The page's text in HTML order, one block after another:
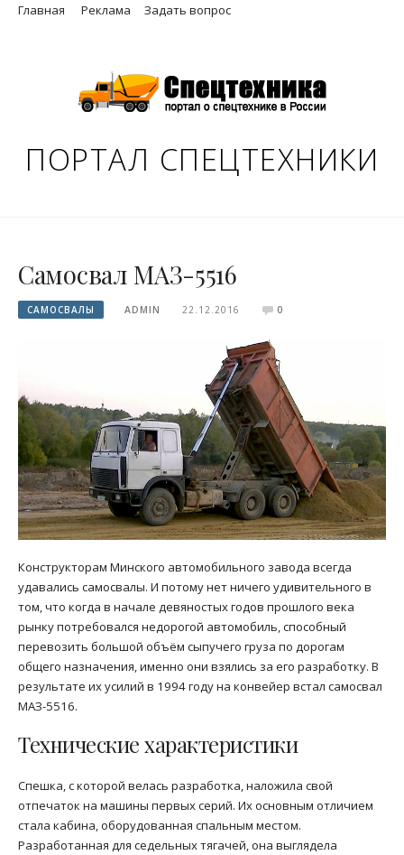
SkipГлавная Реклама Задать вопрос
ПОРТАЛ СПЕЦТЕХНИКИ
Самосвал МАЗ-5516
САМОСВАЛЫ ADMIN 22.12.2016 0
Конструкторам Минского автомобильного завода всегда
удавались самосвалы. И потому нет ничего удивительного в
том, что когда в начале девяностых годов прошлого века
рынку потребовался недорогой автомобиль, способный
перевозить большой объём сыпучего груза по дорогам
общего назначения, именно они взялись за его разработку. В
результате их усилий в 1994 году на конвейер встал самосвал
МАЗ-5516.
Технические характеристики
Спешка, с которой велась разработка, наложила свой
отпечаток на машины первых серий. Их основным отличием
стала кабина, оборудованная спальным местом.
Разработанная для седельных тягачей, она выглядела